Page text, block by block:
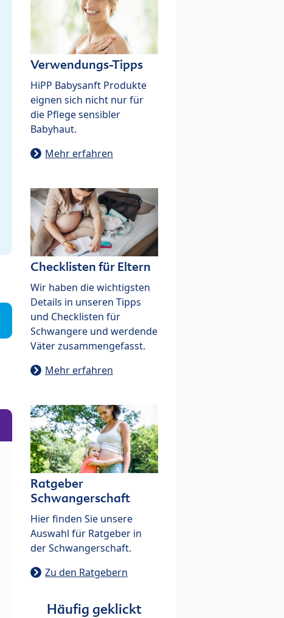
Verwendungs-Tipps
HiPP Babysanft Produkte
eignen sich nicht nur für
die Pflege sensibler
Babyhaut.
Mehr erfahren
Checklisten für Eltern
Wir haben die wichtigsten
Details in unseren Tipps
und Checklisten für
Schwangere und werdende
Väter zusammengefasst.
Mehr erfahren
Ratgeber
Schwangerschaft
Hier finden Sie unsere
Auswahl für Ratgeber in
der Schwangerschaft.
Zu den Ratgebern
Häufig geklickt